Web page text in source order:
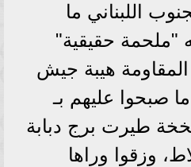
اللبناني ما
"ملحمة حقيقية"
هيبة جيش
صبحوا عليهم بـ
طيرت برج دبابة
وزقوا وراها